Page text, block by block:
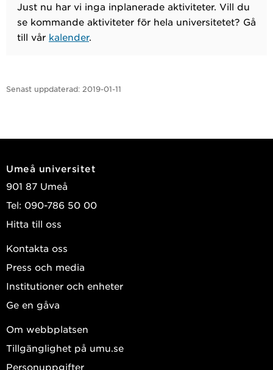
Just nu har vi inga inplanerade aktiviteter. Vill du
se kommande aktiviteter för hela universitetet? Gå
till vår kalender.
Senast uppdaterad: 2019-01-11
Umeå universitet
901 87 Umeå
Tel: 090-786 50 00
Hitta till oss
Kontakta oss
Press och media
Institutioner och enheter
Ge en gåva
Om webbplatsen
Tillgänglighet på umu.se
Personuppgifter